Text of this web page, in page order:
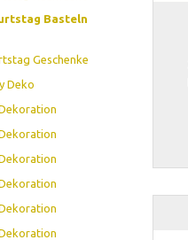
Basteln
Geschenke
Deko